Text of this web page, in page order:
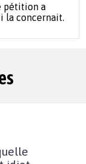
pétition a
la concernait.